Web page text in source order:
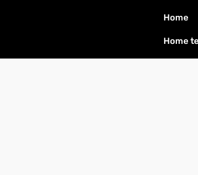
Home
Home